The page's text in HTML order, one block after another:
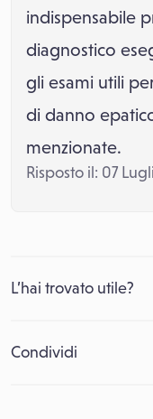
indispensabile
diagnostico
gli esami utili
di danno
menzionate.
Risposto il: 07
L’hai trovato utile?
Condividi